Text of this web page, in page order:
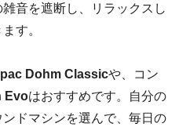
音を遮断し、リラックスし
す。
Dohm Classicや、コン
Evoはおすすめです。自分の
ドマシンを選んで、毎日の